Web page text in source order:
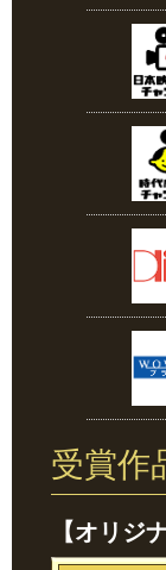
受賞作
【オリジ